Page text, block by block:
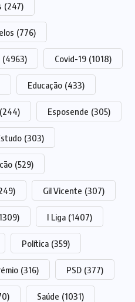
(247)
(776)
(4963) Covid-19 (1018)
Educação (433)
(244) Esposende (305)
(303)
(529)
Gil Vicente (307)
I Liga (1407)
Política (359)
(316) PSD (377)
Saúde (1031)